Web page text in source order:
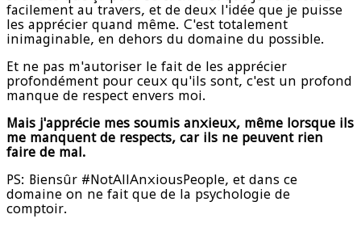
facilement au travers, et de deux l'idée que je puisse
les apprécier quand même. C'est totalement
inimaginable, en dehors du domaine du possible.
Et ne pas m'autoriser le fait de les apprécier
profondément pour ceux qu'ils sont, c'est un profond
manque de respect envers moi.
Mais j'apprécie mes soumis anxieux, même lorsque ils
me manquent de respects, car ils ne peuvent rien
faire de mal.
PS: Biensûr #NotAllAnxiousPeople, et dans ce
domaine on ne fait que de la psychologie de
comptoir.